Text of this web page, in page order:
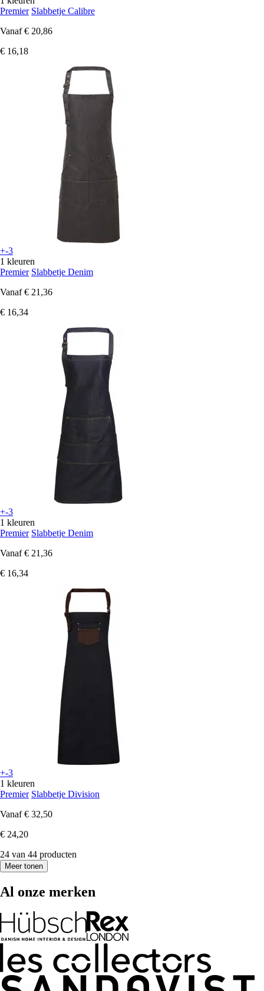
Premier Slabbetje Calibre
Vanaf € 20,86
€ 16,18
+-3
1 kleuren
Premier Slabbetje Denim
Vanaf € 21,36
€ 16,34
+-3
1 kleuren
Premier Slabbetje Denim
Vanaf € 21,36
€ 16,34
+-3
1 kleuren
Premier Slabbetje Division
Vanaf € 32,50
€ 24,20
24 van 44 producten
Meer tonen
Al onze merken